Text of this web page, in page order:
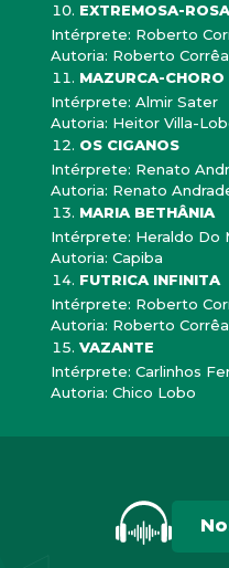
EXTREMOSA-ROSA
Intérprete: Roberto
Autoria: Roberto Corrêa
MAZURCA-CHORO
Intérprete: Almir Sater
Autoria: Heitor Villa-
OS CIGANOS
Intérprete: Renato
Autoria: Renato
MARIA BETHÂNIA
Intérprete: Heraldo Do
Autoria: Capiba
FUTRICA INFINITA
Intérprete: Roberto
Autoria: Roberto Corrêa
VAZANTE
Intérprete: Carlinhos
Autoria: Chico Lobo